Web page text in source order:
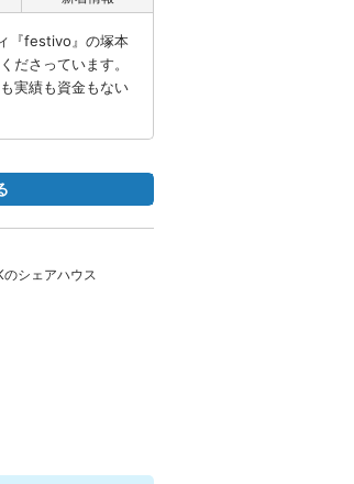
『festivo』の塚本
ださっています。
実績も資金もない
のシェアハウス